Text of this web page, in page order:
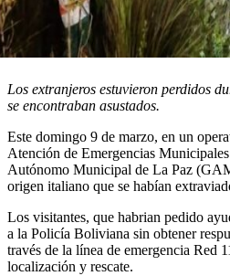
Los extranjeros estuvieron perdidos
se encontraban asustados.
Este domingo 9 de marzo, en un
Atención de Emergencias
Autónomo Municipal de La Paz
origen italiano que se habían
Los visitantes, que habrian pedido
a la Policía Boliviana sin obtener
través de la línea de emergencia Red
localización y rescate.